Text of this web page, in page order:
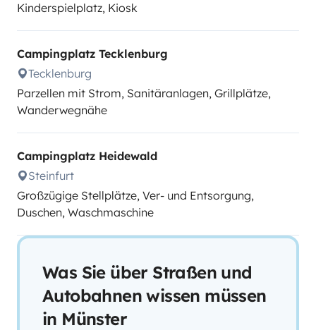
Kinderspielplatz, Kiosk
Campingplatz Tecklenburg
Tecklenburg
Parzellen mit Strom, Sanitäranlagen, Grillplätze,
Wanderwegnähe
Campingplatz Heidewald
Steinfurt
Großzügige Stellplätze, Ver- und Entsorgung,
Duschen, Waschmaschine
Was Sie über Straßen und
Autobahnen wissen müssen
in Münster